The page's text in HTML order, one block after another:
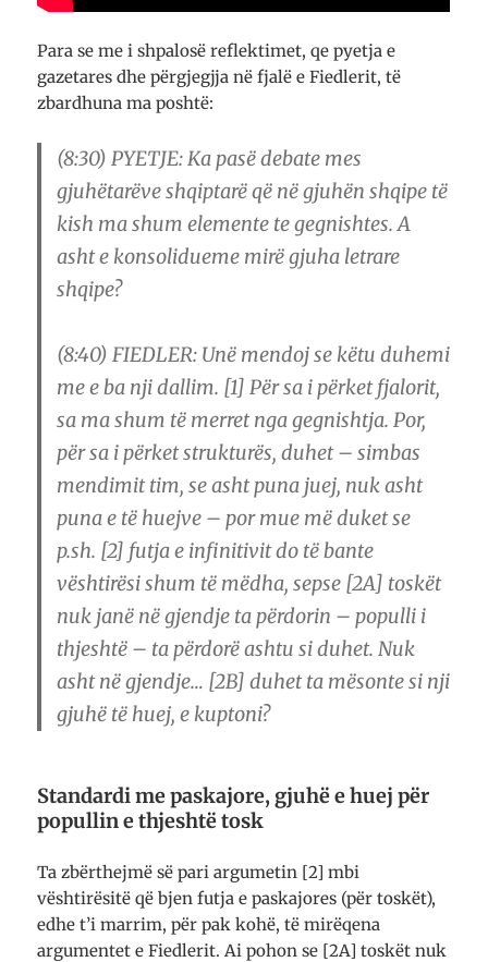
Para se me i shpalosë reflektimet, qe pyetja e
gazetares dhe përgjegjja në fjalë e Fiedlerit, të
zbardhuna ma poshtë:
(8:30) PYETJE: Ka pasë debate mes
gjuhëtarëve shqiptarë që në gjuhën shqipe të
kish ma shum elemente te gegnishtes. A
asht e konsolidueme mirë gjuha letrare
shqipe?
(8:40) FIEDLER: Unë mendoj se këtu duhemi
me e ba nji dallim. [1] Për sa i përket fjalorit,
sa ma shum të merret nga gegnishtja. Por,
për sa i përket strukturës, duhet – simbas
mendimit tim, se asht puna juej, nuk asht
puna e të huejve – por mue më duket se
p.sh. [2] futja e infinitivit do të bante
vështirësi shum të mëdha, sepse [2A] toskët
nuk janë në gjendje ta përdorin – populli i
thjeshtë – ta përdorë ashtu si duhet. Nuk
asht në gjendje… [2B] duhet ta mësonte si nji
gjuhë të huej, e kuptoni?
Standardi me paskajore, gjuhë e huej për
popullin e thjeshtë tosk
Ta zbërthejmë së pari argumetin [2] mbi
vështirësitë që bjen futja e paskajores (për toskët),
edhe t’i marrim, për pak kohë, të mirëqena
argumentet e Fiedlerit. Ai pohon se [2A] toskët nuk